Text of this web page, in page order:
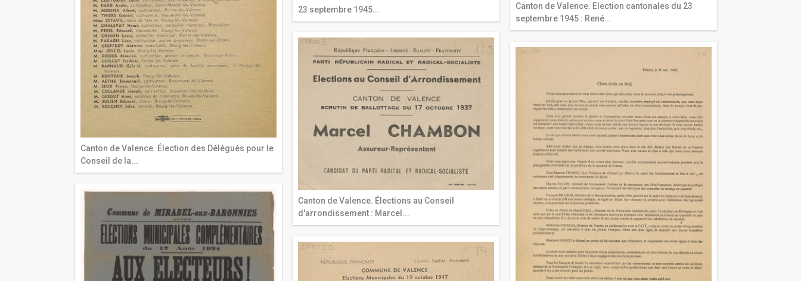
23 septembre 1945...
Canton de Valence. Election cantonales du 23
septembre 1945 : René...
Canton de Valence. Élection des Délégués pour le
Conseil de la...
Canton de Valence. Élections au Conseil
d'arrondissement : Marcel...